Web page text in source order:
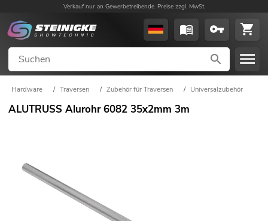
Verkauf nur an Gewerbetreibende. Preise zzgl. MwSt.
Hardware / Traversen / Zubehör für Traversen / Universalzubehör
ALUTRUSS Alurohr 6082 35x2mm 3m